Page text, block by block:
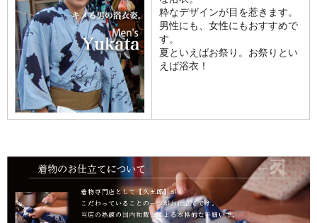
粋なデザインが目を惹きます。
男性にも、女性にもおすすめで
す。
夏といえばお祭り。お祭りとい
えば浴衣！